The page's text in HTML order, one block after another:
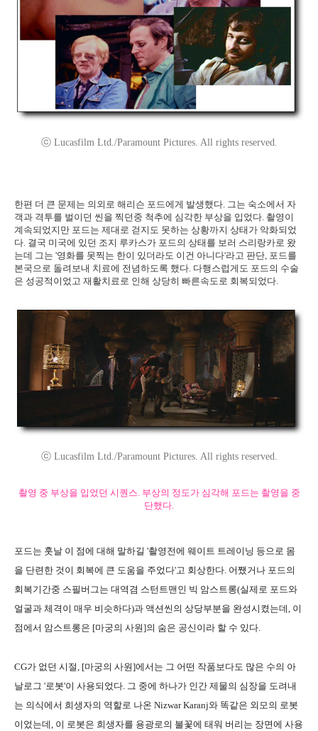
ⓒ Lucasfilm Ltd./Paramount Pictures. All rights reserved.
한편 더 큰 문제는 의외로 해리슨 포드에게 발생했다. 그는 숙소에서 자
객과 격투를 벌이던 씬을 찍던중 척추에 심각한 부상을 입었다. 촬영이
계속되었지만 포드는 제대로 걷지도 못하는 상황까지 상태가 악화되었
다. 결국 미국에 있던 조지 루카스가 포드의 상태를 보러 스리랑카로 왔
는데 그는 '영화를 못찍는 한이 있더라도 이건 아니다'라고 판단, 포드를
본국으로 돌려보내 치료에 전념하도록 했다. 다행스럽게도 포드의 수술
은 성공적이었고 재활치료로 인해 상당히 빠른속도로 회복되었다.
ⓒ Lucasfilm Ltd./Paramount Pictures. All rights reserved.
촬영 중 부상을 입었던 시퀀스. 부상의 정도가 심각해 포드는 촬영을 중
단했다.
포드는 훗날 이 점에 대해 말하길 '촬영전에 웨이트 트레이닝 등으로 몸
을 단련한 것이 회복에 큰 도움을 주었다'고 회상한다. 어쨌거나 포드의
회복기간중 스필버그는 대역겸 스턴트맨인 빅 암스트롱(실제로 포드와
얼굴과 체격이 매우 비슷하다)과 액션씬의 상당부분을 완성시켰는데, 이
점에서 암스트롱은 [마궁의 사원]의 숨은 공신이라 할 수 있다.
CG가 없던 시절, [마궁의 사원]에서는 그 어떤 작품보다도 많은 수의 아
날로그 '로봇'이 사용되었다. 그 중에 하나가 인간 제물의 심장을 도려내
는 의식에서 희생자의 역할로 나온 Nizwar Karanj와 똑같은 외모의 로봇
이었는데, 이 로봇은 희생자를 용광로의 불꽃에 태워 버리는 장면에 사용